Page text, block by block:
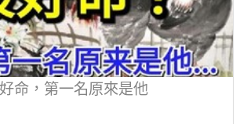
命，第一名原來是他